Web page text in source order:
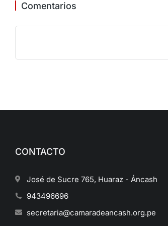
Comentarios
CONTACTO
José de Sucre 765, Huaraz - Áncash
943496696
secretaria@camaradeancash.org.pe